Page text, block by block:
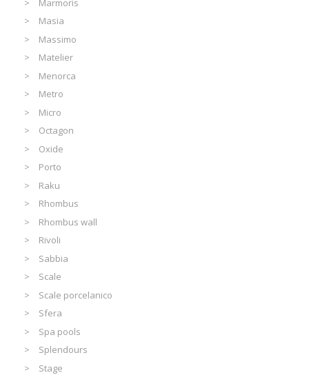
Masia
Massimo
Matelier
Menorca
Metro
Micro
Octagon
Oxide
Porto
Raku
Rhombus
Rhombus wall
Rivoli
Sabbia
Scale
Scale porcelanico
Sfera
Spa pools
Splendours
Stage